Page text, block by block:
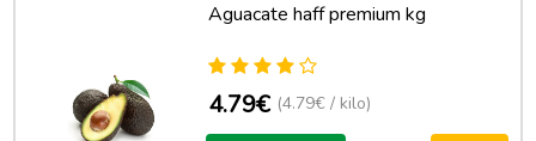
Aguacate haff premium kg
4.79€ (4.79€ / kilo)